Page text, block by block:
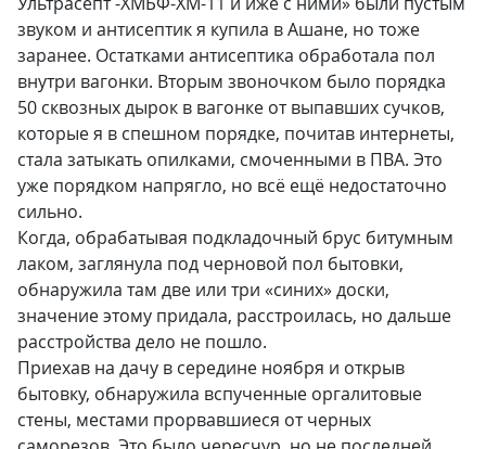
звуком и антисептик я купила в Ашане, но тоже
заранее. Остатками антисептика обработала пол
внутри вагонки. Вторым звоночком было порядка
50 сквозных дырок в вагонке от выпавших сучков,
которые я в спешном порядке, почитав интернеты,
стала затыкать опилками, смоченными в ПВА. Это
уже порядком напрягло, но всё ещё недостаточно
сильно.
Когда, обрабатывая подкладочный брус битумным
лаком, заглянула под черновой пол бытовки,
обнаружила там две или три «синих» доски,
значение этому придала, расстроилась, но дальше
расстройства дело не пошло.
Приехав на дачу в середине ноября и открыв
бытовку, обнаружила вспученные оргалитовые
стены, местами прорвавшиеся от черных